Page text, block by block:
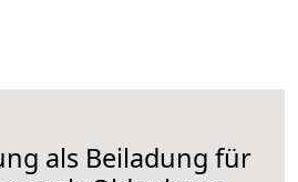
als Beiladung für